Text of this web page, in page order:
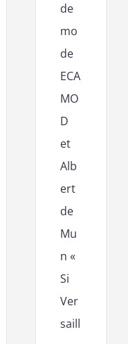
de
mo
de
ECA
MO
D
et
Alb
ert
de
Mu
n «
Si
Ver
saill